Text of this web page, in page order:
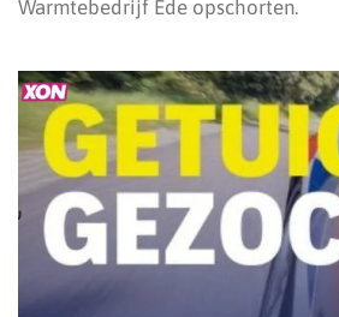
Warmtebedrijf Ede opschorten.